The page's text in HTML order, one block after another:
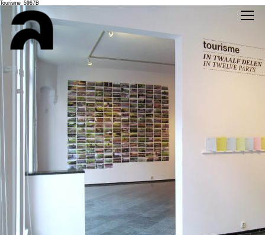
Tourisme_5967B